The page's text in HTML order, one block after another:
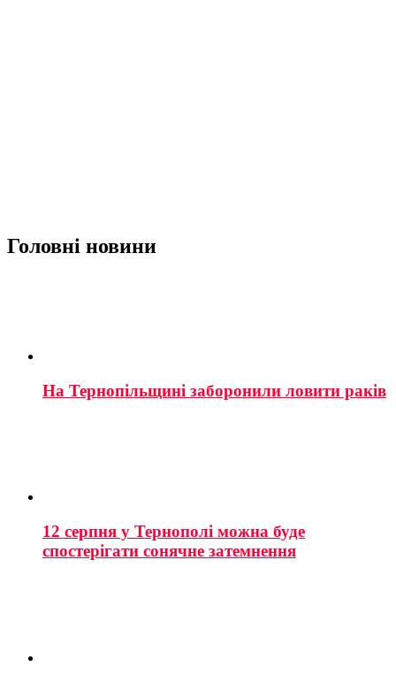
Головні новини
На Тернопільщині заборонили ловити раків
12 серпня у Тернополі можна буде
спостерігати сонячне затемнення